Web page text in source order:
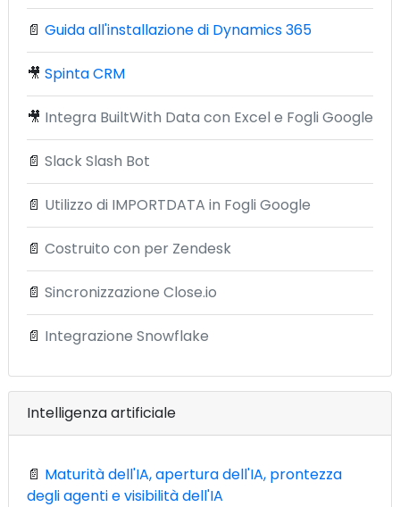
📄 Guida all'installazione di Dynamics 365
🎥 Spinta CRM
🎥 Integra BuiltWith Data con Excel e Fogli Google
📄 Slack Slash Bot
📄 Utilizzo di IMPORTDATA in Fogli Google
📄 Costruito con per Zendesk
📄 Sincronizzazione Close.io
📄 Integrazione Snowflake
Intelligenza artificiale
📄 Maturità dell'IA, apertura dell'IA, prontezza
degli agenti e visibilità dell'IA